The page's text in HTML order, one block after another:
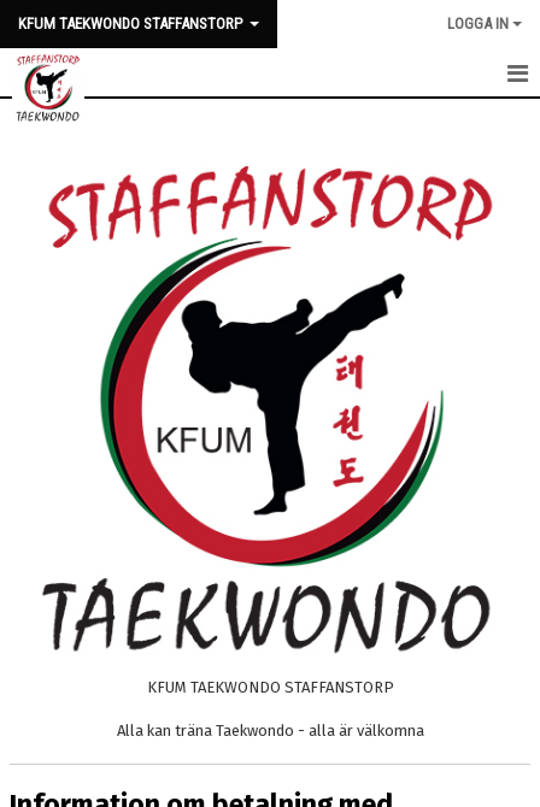
KFUM TAEKWONDO STAFFANSTORP LOGGA IN
HEM
OM TAEKWONDO
TRÄNINGSTIDER
KONTAKT
KFUM TAEKWONDO STAFFANSTORP
Alla kan träna Taekwondo - alla är välkomna